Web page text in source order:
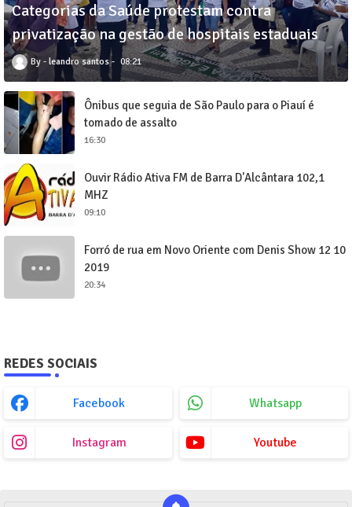
Categorias da Saúde protestam contra
privatização na gestão de hospitais estaduais
leandro santos 08:21
Ônibus que seguia de São Paulo para o Piauí é
tomado de assalto
16:30
Ouvir Rádio Ativa FM de Barra D'Alcântara 102,1
MHZ
09:10
Forró de rua em Novo Oriente com Denis Show 12 10
2019
20:34
REDES SOCIAIS
Facebook Whatsapp
Instagram Youtube